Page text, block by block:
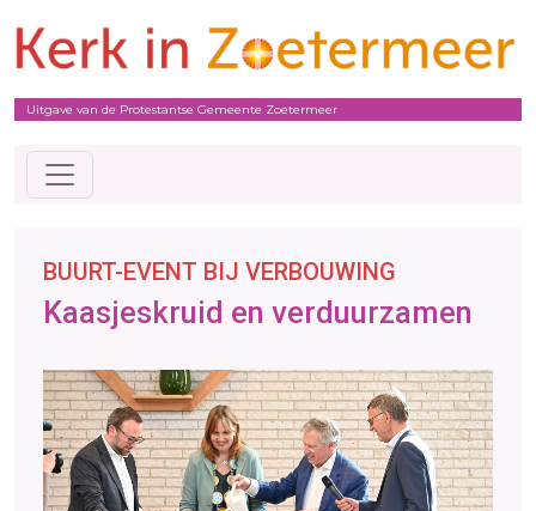
Uitgave van de Protestantse Gemeente Zoetermeer
BUURT-EVENT BIJ VERBOUWING
Kaasjeskruid en verduurzamen